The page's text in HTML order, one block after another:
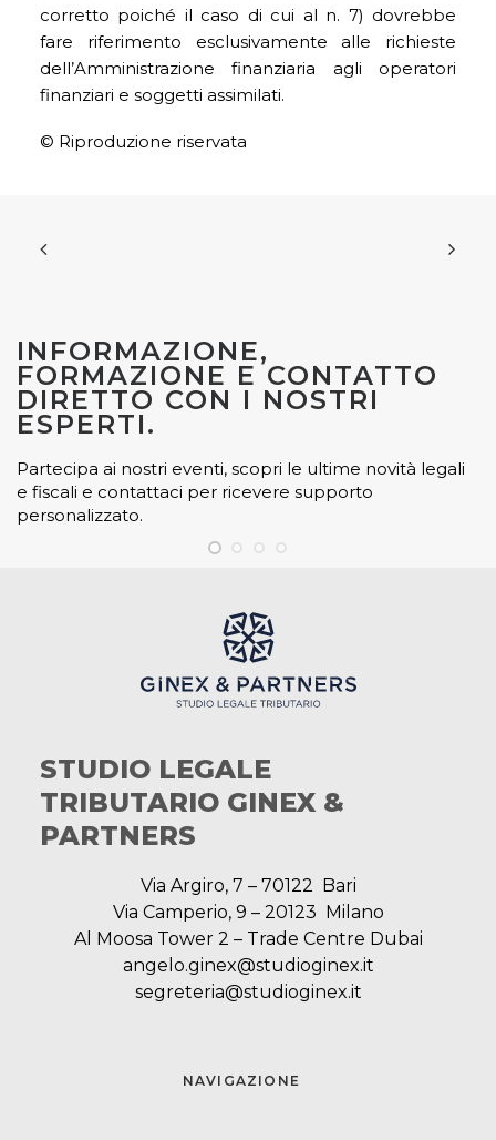
corretto poiché il caso di cui al n. 7) dovrebbe
fare riferimento esclusivamente alle richieste
dell’Amministrazione finanziaria agli operatori
finanziari e soggetti assimilati.
© Riproduzione riservata
INFORMAZIONE,
FORMAZIONE E CONTATTO
DIRETTO CON I NOSTRI
ESPERTI.
Partecipa ai nostri eventi, scopri le ultime novità legali
e fiscali e contattaci per ricevere supporto
personalizzato.
STUDIO LEGALE
TRIBUTARIO GINEX &
PARTNERS
Via Argiro, 7 – 70122 Bari
Via Camperio, 9 – 20123 Milano
Al Moosa Tower 2 – Trade Centre Dubai
angelo.ginex@studioginex.it
segreteria@studioginex.it
NAVIGAZIONE